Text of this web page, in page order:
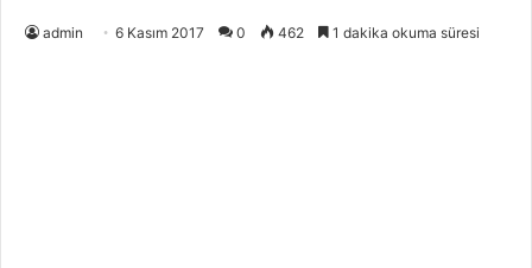
admin 6 Kasım 2017 0 462 1 dakika okuma süresi